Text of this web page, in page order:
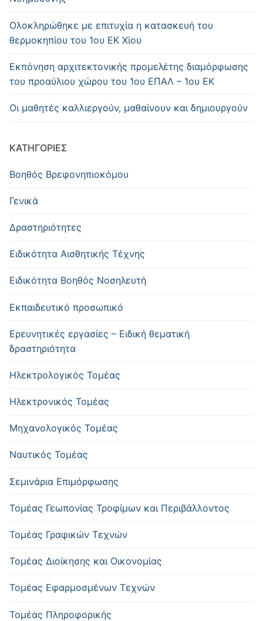
Oλοκληρώθηκε με επιτυχία η κατασκευή του
θερμοκηπίου του 1ου ΕΚ Χίου
Εκπόνηση αρχιτεκτονικής προμελέτης διαμόρφωσης
του προαύλιου χώρου του 1ου ΕΠΑΛ – 1ου ΕΚ
Οι μαθητές καλλιεργούν, μαθαίνουν και δημιουργούν
KΑΤΗΓΟΡΊΕΣ
Βοηθός Βρεφονηπιοκόμου
Γενικά
Δραστηριότητες
Ειδικότητα Αισθητικής Τέχνης
Ειδικότητα Βοηθός Νοσηλευτή
Εκπαιδευτικό προσωπικό
Ερευνητικές εργασίες – Ειδική θεματική
δραστηριότητα
Ηλεκτρολογικός Τομέας
Ηλεκτρονικός Τομέας
Μηχανολογικός Τομέας
Ναυτικός Τομέας
Σεμινάρια Επιμόρφωσης
Τομέας Γεωπονίας Τροφίμων και Περιβάλλοντος
Τομέας Γραφικών Τεχνών
Τομέας Διοίκησης και Οικονομίας
Τομέας Εφαρμοσμένων Τεχνών
Τομέας Πληροφορικής